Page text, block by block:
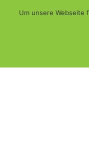
Um unsere Webseite